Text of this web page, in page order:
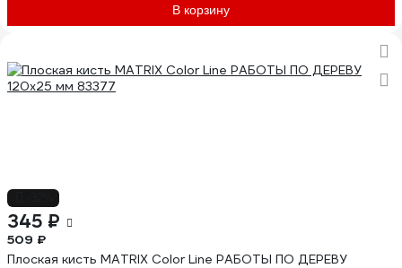
В корзину
345 ₽
509 ₽
Плоская кисть MATRIX Color Line РАБОТЫ ПО ДЕРЕВУ